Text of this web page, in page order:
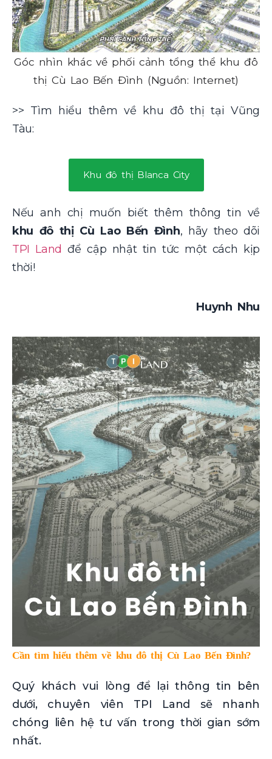
Góc nhìn khác về phối cảnh tổng thể khu đô
thị Cù Lao Bến Đình (Nguồn: Internet)
>> Tìm hiểu thêm về khu đô thị tại Vũng
Tàu:
Khu đô thị Blanca City
Nếu anh chị muốn biết thêm thông tin về
khu đô thị Cù Lao Bến Đình, hãy theo dõi
TPI Land để cập nhật tin tức một cách kịp
thời!
Huynh Nhu
Cần tìm hiểu thêm về khu đô thị Cù Lao Bến Đình?
Quý khách vui lòng để lại thông tin bên
dưới, chuyên viên TPI Land sẽ nhanh
chóng liên hệ tư vấn trong thời gian sớm
nhất.